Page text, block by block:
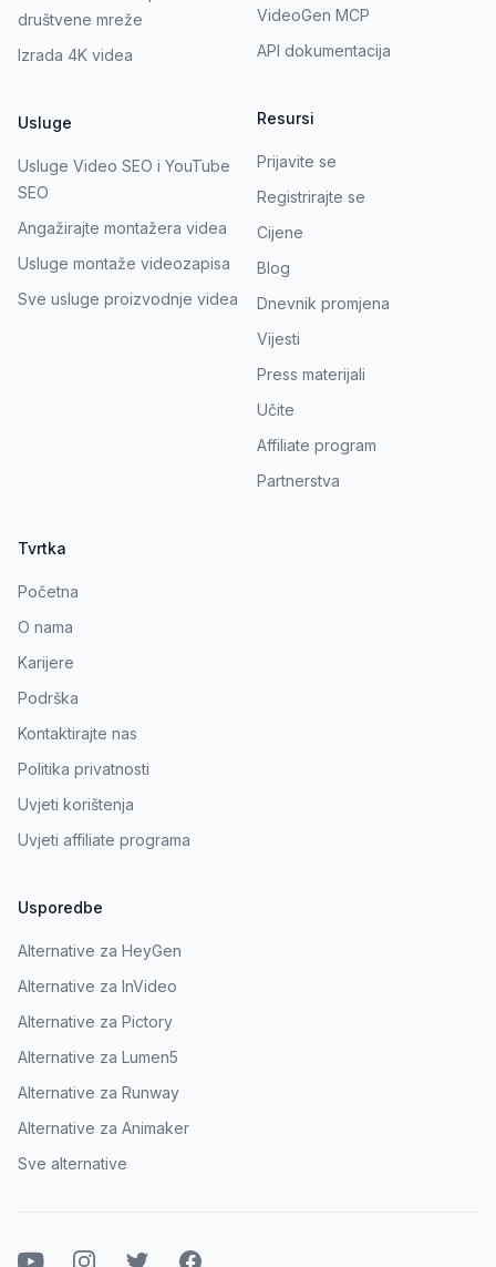
društvene mreže
Izrada 4K videa
Usluge
Usluge Video SEO i YouTube
SEO
Angažirajte montažera videa
Usluge montaže videozapisa
Sve usluge proizvodnje videa
VideoGen MCP
API dokumentacija
Resursi
Prijavite se
Registrirajte se
Cijene
Blog
Dnevnik promjena
Vijesti
Press materijali
Učite
Affiliate program
Partnerstva
Tvrtka
Početna
O nama
Karijere
Podrška
Kontaktirajte nas
Politika privatnosti
Uvjeti korištenja
Uvjeti affiliate programa
Usporedbe
Alternative za HeyGen
Alternative za InVideo
Alternative za Pictory
Alternative za Lumen5
Alternative za Runway
Alternative za Animaker
Sve alternative
YoutubeInstagramTwitterFacebook